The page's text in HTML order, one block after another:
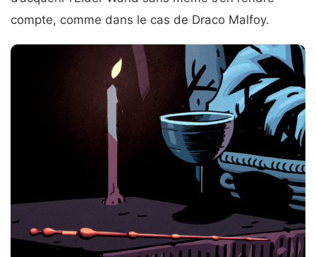
compte, comme dans le cas de Draco Malfoy.